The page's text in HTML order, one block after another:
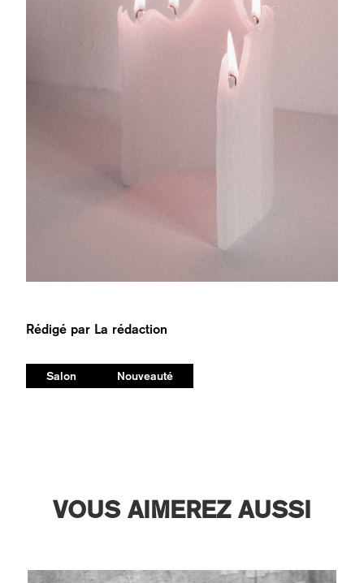
Rédigé par La rédaction
Salon Nouveauté
VOUS AIMEREZ AUSSI